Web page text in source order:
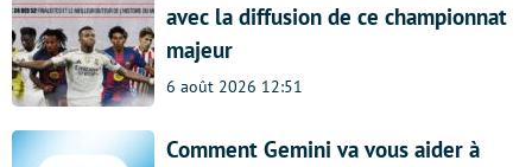
avec la diffusion de ce championnat
majeur
6 août 2026 12:51
Comment Gemini va vous aider à